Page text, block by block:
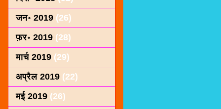
जन॰ 2019 (26)
फ़र॰ 2019 (28)
मार्च 2019 (29)
अप्रैल 2019 (22)
मई 2019 (26)